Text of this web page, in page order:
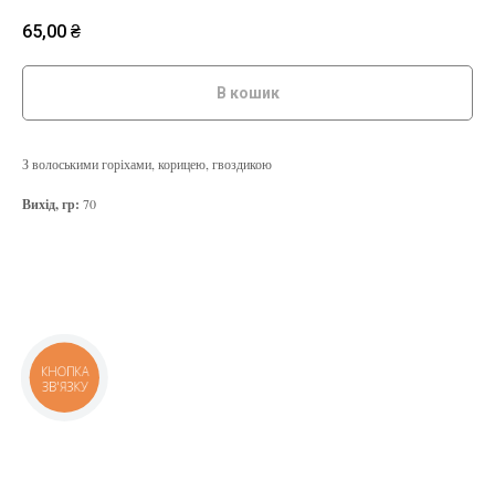
65,00 ₴
В кошик
З волоськими горіхами, корицею, гвоздикою
Вихід, гр: 70
КНОПКА
ЗВ'ЯЗКУ